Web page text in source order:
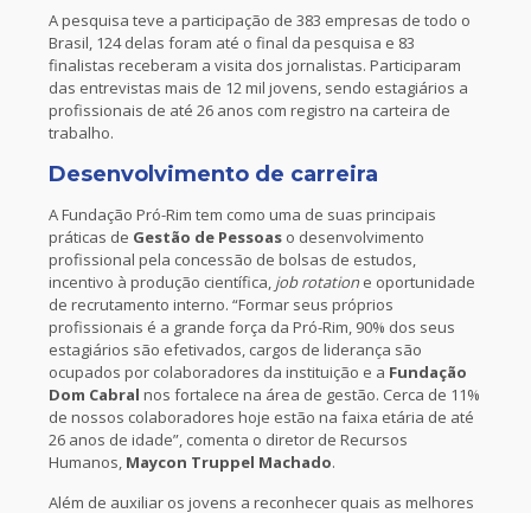
A pesquisa teve a participação de 383 empresas de todo o
Brasil, 124 delas foram até o final da pesquisa e 83
finalistas receberam a visita dos jornalistas. Participaram
das entrevistas mais de 12 mil jovens, sendo estagiários a
profissionais de até 26 anos com registro na carteira de
trabalho.
Desenvolvimento de carreira
A Fundação Pró-Rim tem como uma de suas principais
práticas de Gestão de Pessoaso desenvolvimento
profissional pela concessão de bolsas de estudos,
incentivo à produção científica, job rotatione oportunidade
de recrutamento interno. “Formar seus próprios
profissionais é a grande força da Pró-Rim, 90% dos seus
estagiários são efetivados, cargos de liderança são
ocupados por colaboradores da instituição e a Fundação
Dom Cabral nos fortalece na área de gestão. Cerca de 11%
de nossos colaboradores hoje estão na faixa etária de até
26 anos de idade”, comenta o diretor de Recursos
Humanos, Maycon Truppel Machado.
Além de auxiliar os jovens a reconhecer quais as melhores